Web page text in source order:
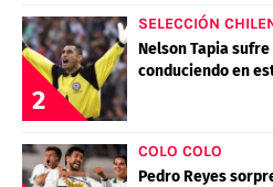
2
SELECCIÓN
Nelson Tapia
conduciendo en
COLO COLO
Pedro Reyes